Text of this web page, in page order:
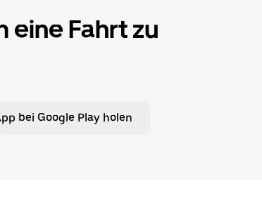
eine Fahrt zu
bei Google Play holen